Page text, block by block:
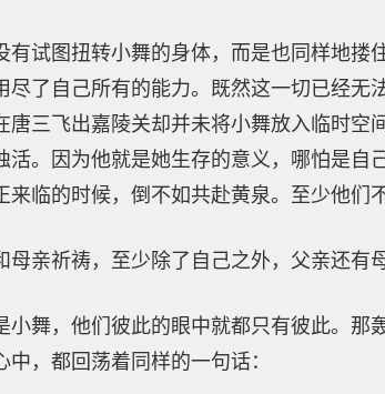
有试图扭转小舞的身体，而是也同样地搂
尽了自己所有的能力。既然这一切已经无
唐三飞出嘉陵关却并未将小舞放入临时空
活。因为他就是她生存的意义，哪怕是自
临的时候，倒不如共赴黄泉。至少他们
亲祈祷，至少除了自己之外，父亲还有
小舞，他们彼此的眼中就都只有彼此。那
，都回荡着同样的一句话：